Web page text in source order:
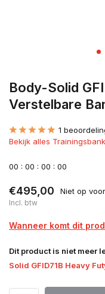
Body-Solid
Verstelbare
1
Bekijk alles Trainingsbank
00 : 00 : 00 : 00
€495,00 Niet op
Incl. btw
Wanneer komt dit
Dit product is niet meer
Solid GFID71B Heavy